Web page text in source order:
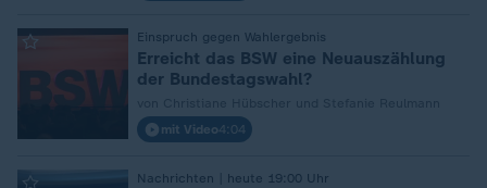
Einspruch gegen Wahlergebnis
:
Erreicht das BSW eine Neuauszählung
der Bundestagswahl?
mit Video4:04
Nachrichten | heute 19:00 Uhr